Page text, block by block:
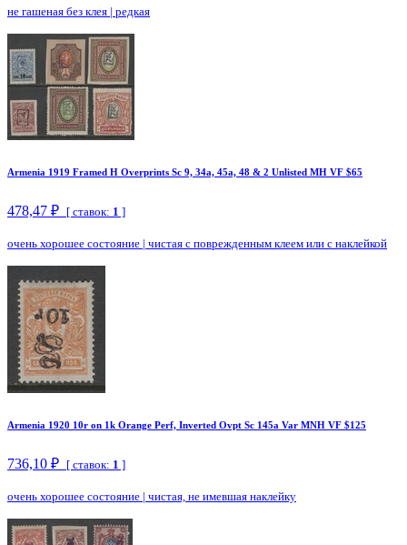
не гашеная без клея | редкая
Armenia 1919 Framed H Overprints Sc 9, 34a, 45a, 48 & 2 Unlisted MH VF $65
478,47 ₽ [ ставок: 1 ]
очень хорошее состояние | чистая с поврежденным клеем или с наклейкой
Armenia 1920 10r on 1k Orange Perf, Inverted Ovpt Sc 145a Var MNH VF $125
736,10 ₽ [ ставок: 1 ]
очень хорошее состояние | чистая, не имевшая наклейку